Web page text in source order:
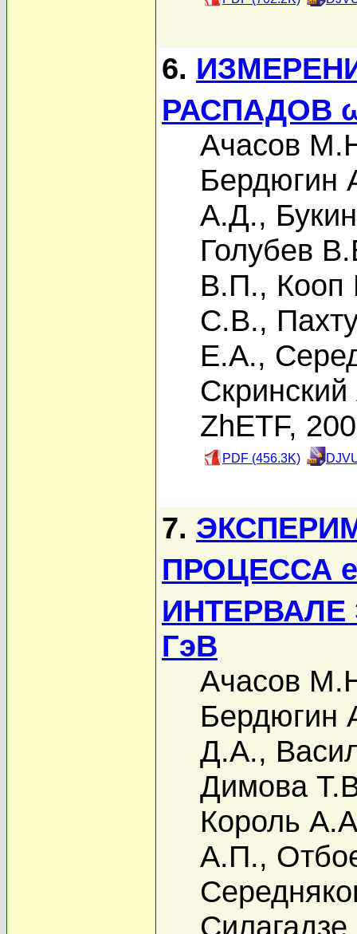
6.
РАСПАДОВ
Ачасов
Бердюгин
А.Д.,
Голубев
В.П.,
С.В.,
Е.А.,
ZhETF,
PDF (456.3K)
7.
ПРОЦЕССА e
ИНТЕРВАЛЕ
ГэВ
Ачасов
Бердюгин
Д.А.,
Димова
Король
А.П.,